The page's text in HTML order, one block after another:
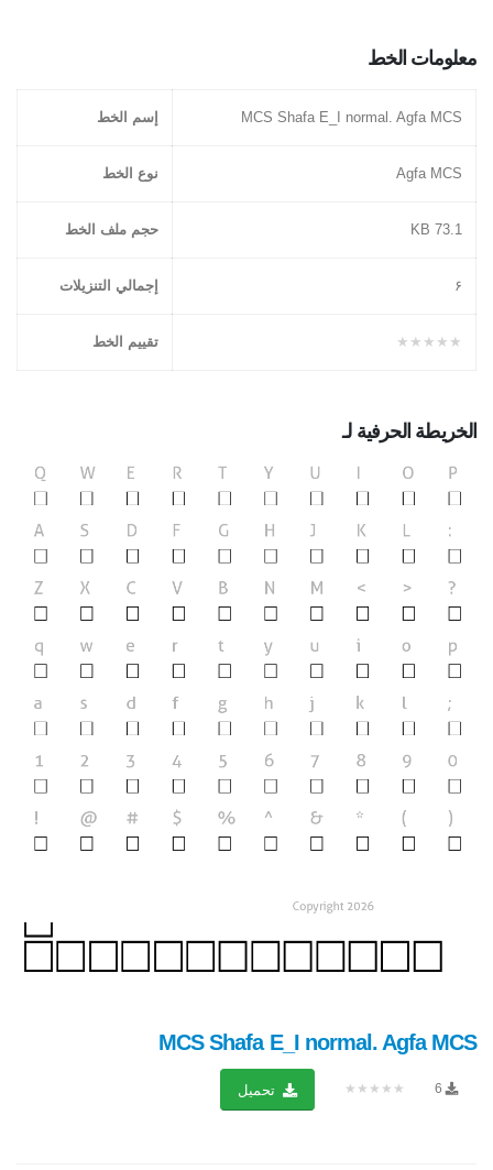
معلومات الخط
MCS Shafa E_I normal. Agfa MCS إسم الخط
Agfa MCS نوع الخط
73.1 KB حجم ملف الخط
۶ إجمالي التنزيلات
★★★★★ تقييم الخط
الخريطة الحرفية لـ
MCS Shafa E_I normal. Agfa MCS
6
★★★★★ تحميل